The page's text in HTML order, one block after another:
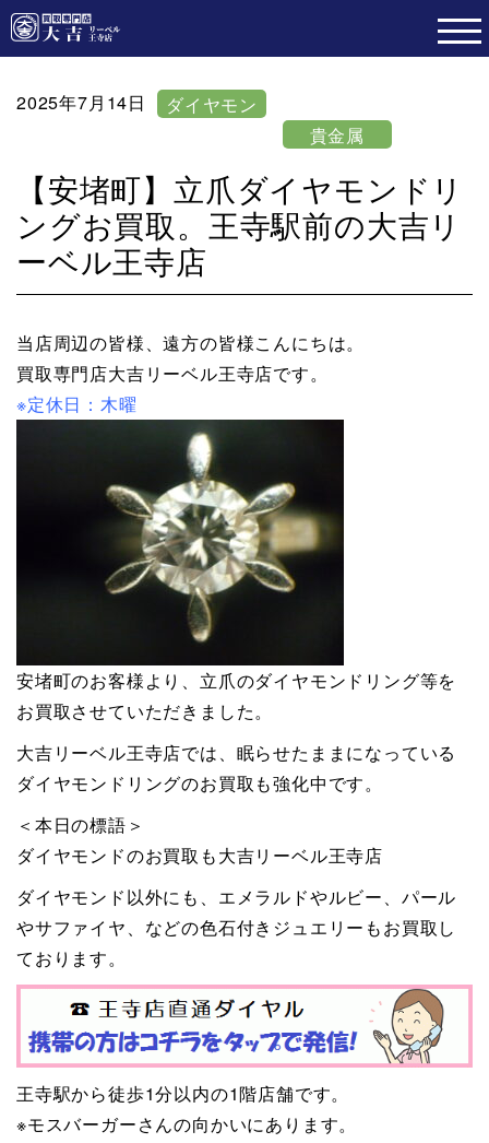
2025年7月14日
ダイヤモン
貴金属
【安堵町】立爪ダイヤモンドリ
ングお買取。王寺駅前の大吉リ
ーベル王寺店
当店周辺の皆様、遠方の皆様こんにちは。
買取専門店大吉リーベル王寺店です。
※定休日：木曜
安堵町のお客様より、立爪のダイヤモンドリング等を
お買取させていただきました。
大吉リーベル王寺店では、眠らせたままになっている
ダイヤモンドリングのお買取も強化中です。
＜本日の標語＞
ダイヤモンドのお買取も大吉リーベル王寺店
ダイヤモンド以外にも、エメラルドやルビー、パール
やサファイヤ、などの色石付きジュエリーもお買取し
ております。
王寺駅から徒歩1分以内の1階店舗です。
※モスバーガーさんの向かいにあります。